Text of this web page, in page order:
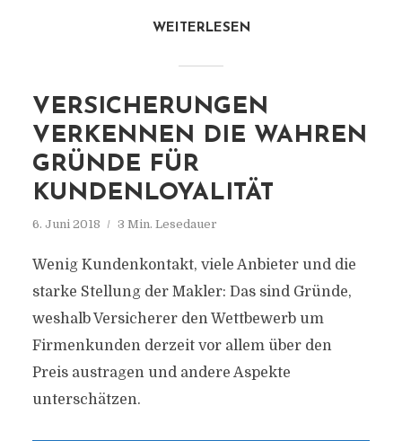
WEITERLESEN
VERSICHERUNGEN
VERKENNEN DIE WAHREN
GRÜNDE FÜR
KUNDENLOYALITÄT
6. Juni 2018 3 Min. Lesedauer
Wenig Kundenkontakt, viele Anbieter und die
starke Stellung der Makler: Das sind Gründe,
weshalb Versicherer den Wettbewerb um
Firmenkunden derzeit vor allem über den
Preis austragen und andere Aspekte
unterschätzen.